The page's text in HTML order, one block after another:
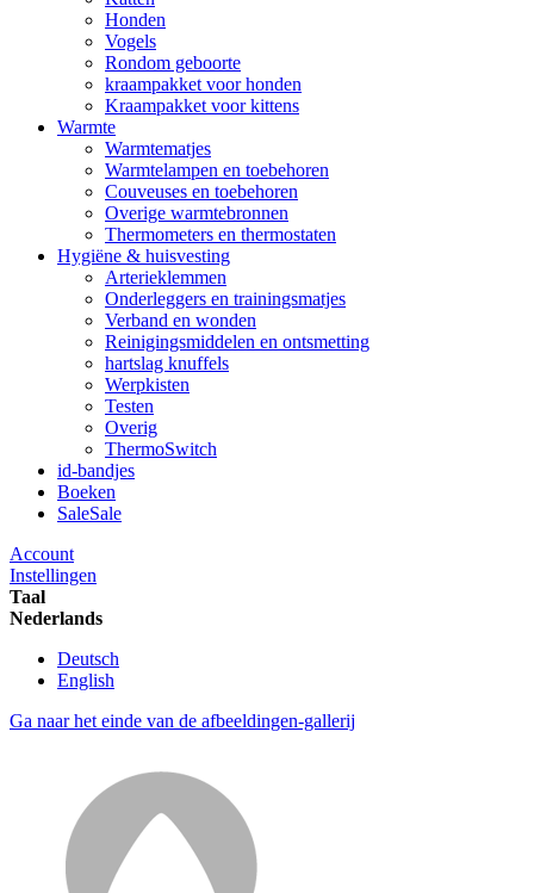
Honden
Vogels
Rondom geboorte
kraampakket voor honden
Kraampakket voor kittens
Warmte
Warmtematjes
Warmtelampen en toebehoren
Couveuses en toebehoren
Overige warmtebronnen
Thermometers en thermostaten
Hygiëne & huisvesting
Arterieklemmen
Onderleggers en trainingsmatjes
Verband en wonden
Reinigingsmiddelen en ontsmetting
hartslag knuffels
Werpkisten
Testen
Overig
ThermoSwitch
id-bandjes
Boeken
SaleSale
Account
Instellingen
Taal
Nederlands
Deutsch
English
Ga naar het einde van de afbeeldingen-gallerij